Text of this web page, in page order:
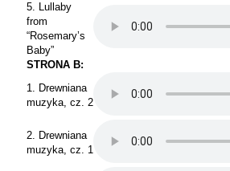
5. Lullaby
from
“Rosemary’s
Baby”
STRONA B:
1. Drewniana
muzyka, cz. 2
2. Drewniana
muzyka, cz. 1